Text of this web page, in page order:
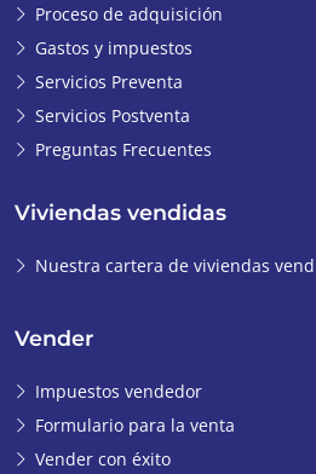
Proceso de adquisición
Gastos y impuestos
Servicios Preventa
Servicios Postventa
Preguntas Frecuentes
Viviendas vendidas
Nuestra cartera de viviendas
Vender
Impuestos vendedor
Formulario para la venta
Vender con éxito